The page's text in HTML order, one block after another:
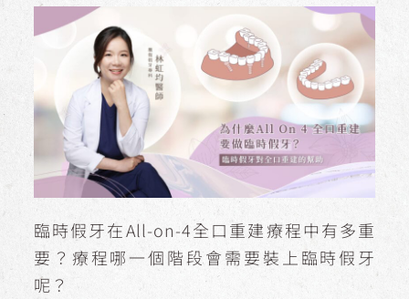
臨時假牙在All-on-4全口重建療程中有多重
要？療程哪一個階段會需要裝上臨時假牙
呢？